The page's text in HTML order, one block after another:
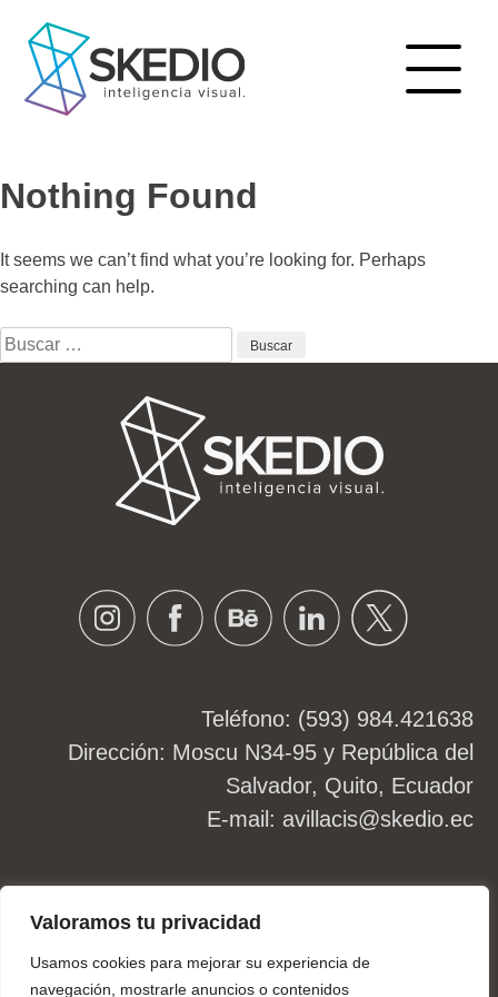
Valoramos tu privacidad
Usamos cookies para mejorar su experiencia de
navegación, mostrarle anuncios o contenidos
content
Nothing Found
It seems we can’t find what you’re looking for. Perhaps
searching can help.
Buscar:
Instagram Facebook Behance Linkedin
Teléfono: (593) 984.421638
Dirección: Moscu N34-95 y República del
Salvador, Quito, Ecuador
E-mail: avillacis@skedio.ec